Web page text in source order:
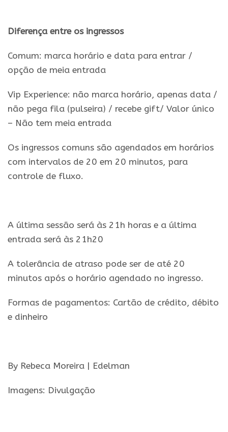
Diferença entre os ingressos
Comum: marca horário e data para entrar /
opção de meia entrada
Vip Experience: não marca horário, apenas data /
não pega fila (pulseira) / recebe gift/ Valor único
– Não tem meia entrada
Os ingressos comuns são agendados em horários
com intervalos de 20 em 20 minutos, para
controle de fluxo.
A última sessão será às 21h horas e a última
entrada será às 21h20
A tolerância de atraso pode ser de até 20
minutos após o horário agendado no ingresso.
Formas de pagamentos: Cartão de crédito, débito
e dinheiro
By Rebeca Moreira | Edelman
Imagens: Divulgação